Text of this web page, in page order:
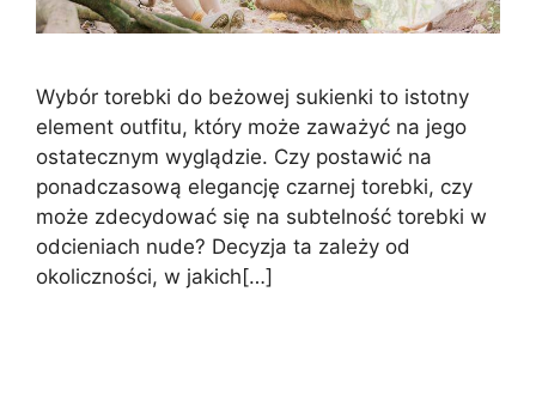
Wybór torebki do beżowej sukienki to istotny
element outfitu, który może zaważyć na jego
ostatecznym wyglądzie. Czy postawić na
ponadczasową elegancję czarnej torebki, czy
może zdecydować się na subtelność torebki w
odcieniach nude? Decyzja ta zależy od
okoliczności, w jakich[…]